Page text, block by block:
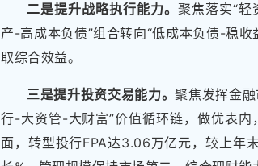
二是提升战略执行能力。聚焦落实“轻
产-高成本负债”组合转向“低成本负债-稳
取综合效益。
三是提升投资交易能力。聚焦发挥金
行-大资管-大财富”价值循环链，做优表
面，转型投行FPA达3.06万亿元，较上年